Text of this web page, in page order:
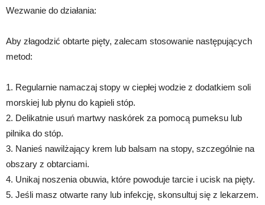
Wezwanie do działania:
Aby złagodzić obtarte pięty, zalecam stosowanie następujących
metod:
1. Regularnie namaczaj stopy w ciepłej wodzie z dodatkiem soli
morskiej lub płynu do kąpieli stóp.
2. Delikatnie usuń martwy naskórek za pomocą pumeksu lub
pilnika do stóp.
3. Nanieś nawilżający krem lub balsam na stopy, szczególnie na
obszary z obtarciami.
4. Unikaj noszenia obuwia, które powoduje tarcie i ucisk na pięty.
5. Jeśli masz otwarte rany lub infekcję, skonsultuj się z lekarzem.